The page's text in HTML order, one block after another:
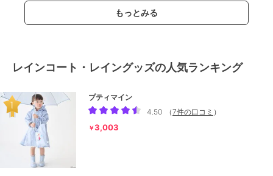
もっとみる
レインコート・レイングッズの人気ランキング
プティマイン
4.50
（7件の口コミ ）
￥3,003